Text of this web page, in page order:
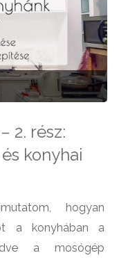
2. rész:
konyhai
hogyan
a konyhában a
a mosógép